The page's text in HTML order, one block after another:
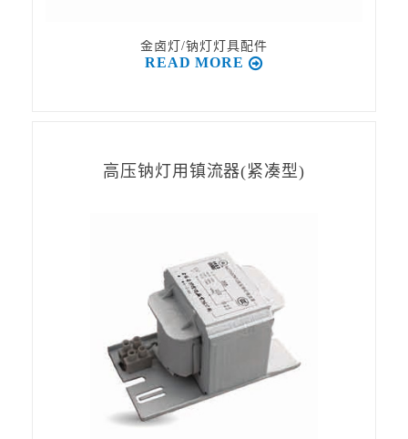
金卤灯/钠灯灯具配件
READ MORE
高压钠灯用镇流器(紧凑型)